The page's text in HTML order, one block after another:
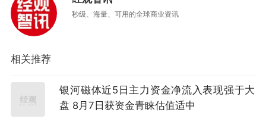
秒级、海量、可用的全球商业资讯
相关推荐
银河磁体近5日主力资金净流入表现强于大
盘 8月7日获资金青睐估值适中